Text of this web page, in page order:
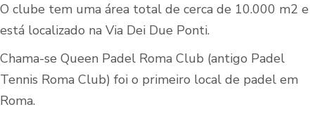
O clube tem uma área total de cerca de 10.000 m2 e
está localizado na Via Dei Due Ponti.
Chama-se Queen Padel Roma Club (antigo Padel
Tennis Roma Club) foi o primeiro local de padel em
Roma.